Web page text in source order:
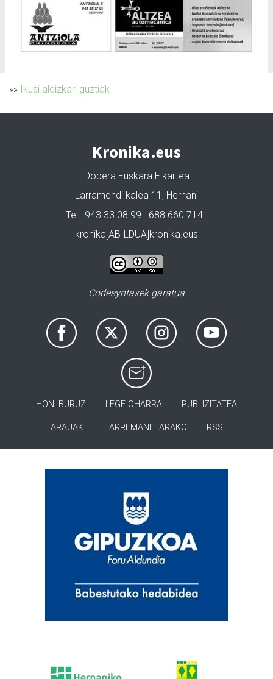
»» Ikusi aldizkari guztiak
Kronika.eus
Dobera Euskara Elkartea
Larramendi kalea 11, Hernani
Tel.: 943 33 08 99 · 688 660 714 ·
kronika[ABILDUA]kronika.eus
Codesyntaxek garatua
HONI BURUZ LEGE OHARRA PUBLIZITATEA
ARAUAK HARREMANETARAKO RSS